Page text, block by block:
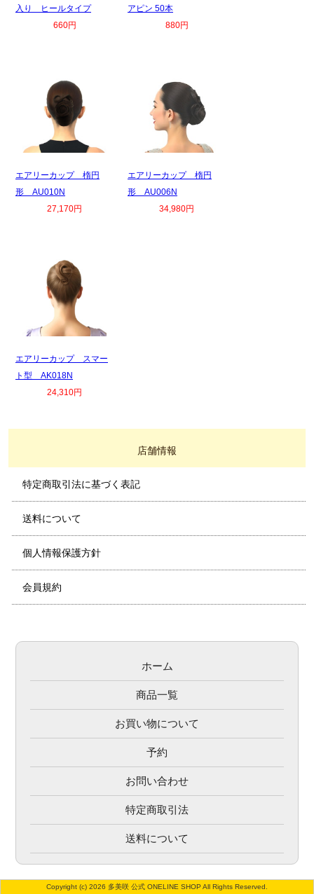
入り ヒールタイプ
660円
アピン 50本
880円
エアリーカップ 楕円
形 AU010N
27,170円
エアリーカップ 楕円
形 AU006N
34,980円
エアリーカップ スマー
ト型 AK018N
24,310円
店舗情報
特定商取引法に基づく表記
送料について
個人情報保護方針
会員規約
ホーム
商品一覧
お買い物について
予約
お問い合わせ
特定商取引法
送料について
Copyright (c) 2026 多美咲 公式 ONELINE SHOP All Rights Reserved.